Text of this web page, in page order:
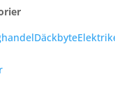
Däckbyte